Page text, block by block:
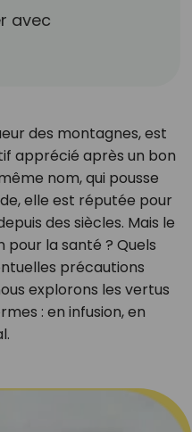
avec
des montagnes, est
apprécié après un bon
nom, qui pousse
elle est réputée pour
des siècles. Mais le
la santé ? Quels
précautions
explorons les vertus
: en infusion, en